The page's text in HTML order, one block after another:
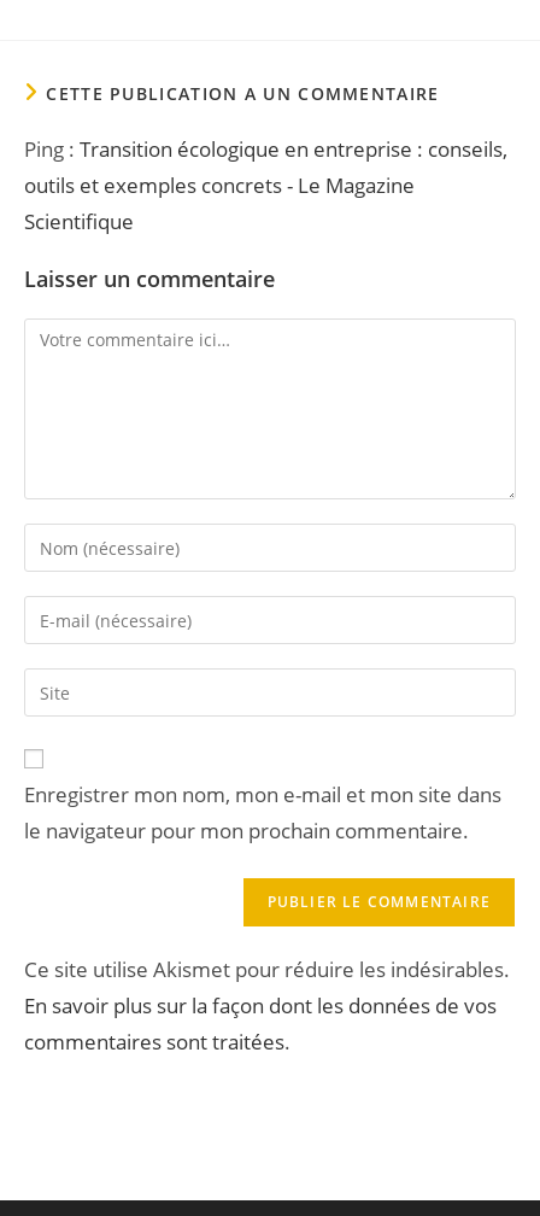
CETTE PUBLICATION A UN COMMENTAIRE
Ping : Transition écologique en entreprise : conseils,
outils et exemples concrets - Le Magazine
Scientifique
Laisser un commentaire
Enregistrer mon nom, mon e-mail et mon site dans
le navigateur pour mon prochain commentaire.
Ce site utilise Akismet pour réduire les indésirables.
En savoir plus sur la façon dont les données de vos
commentaires sont traitées.